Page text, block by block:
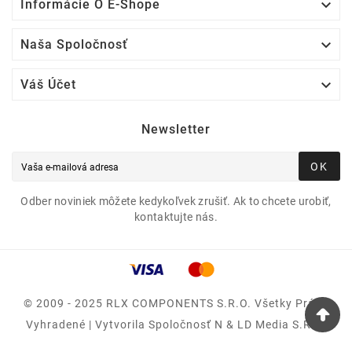
Informácie O E-Shope 
Naša Spoločnosť 
Váš Účet 
Newsletter
OK
Odber noviniek môžete kedykoľvek zrušiť. Ak to chcete urobiť,
kontaktujte nás.
© 2009 - 2025 RLX COMPONENTS S.r.o. Všetky Práva
Vyhradené | Vytvorila Spoločnosť N & LD Media S.R.O.